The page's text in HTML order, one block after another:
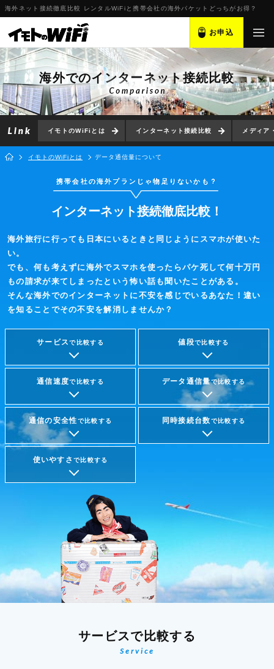
海外ネット接続徹底比較 レンタルWiFiと携帯会社の海外パケットどっちがお得？
お申込
海外でのインターネット接続比較
イモトのWiFiとは インターネット接続比較 メディア
イモトのWiFiとは データ通信量について
インターネット接続徹底比較！
携帯会社の海外プランじゃ物足りないかも？
海外旅行に行っても日本にいるときと同じようにスマホが使いた
い。
でも、何も考えずに海外でスマホを使ったらパケ死して何十万円
もの請求が来てしまったという怖い話も聞いたことがある。
そんな海外でのインターネットに不安を感じでいるあなた！違い
を知ることでその不安を解消しませんか？
サービスで比較する 値段で比較する
通信速度で比較する データ通信量で比較する
通信の安全性で比較する 同時接続台数で比較する
使いやすさ で比較する
サービスで比較する
Service